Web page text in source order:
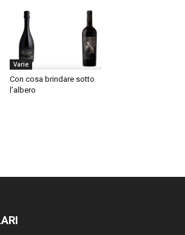
Varie
Con cosa brindare sotto
l’albero